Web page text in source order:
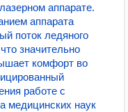
аппарате.
аппарата
поток ледяного
значительно
комфорт во
работе с
медицинских наук